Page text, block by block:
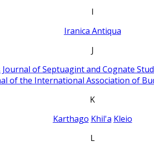
I
Iranica Antiqua
J
Journal of Septuagint and Cognate
of the International Association of
K
Karthago Khil'a Kleio
L